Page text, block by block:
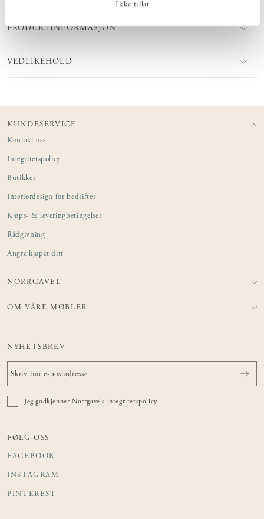
Ikke tillat
PRODUKTINFORMASJON
VEDLIKEHOLD
KUNDESERVICE
Kontakt oss
Integritetspolicy
Butikker
Interiørdesign for bedrifter
Kjøps- & leveringbetingelser
Rådgivning
Angre kjøpet ditt
NORRGAVEL
OM VÅRE MØBLER
NYHETSBREV
Jeg godkjenner Norrgavels integritetspolicy
FØLG OSS
FACEBOOK
INSTAGRAM
PINTEREST